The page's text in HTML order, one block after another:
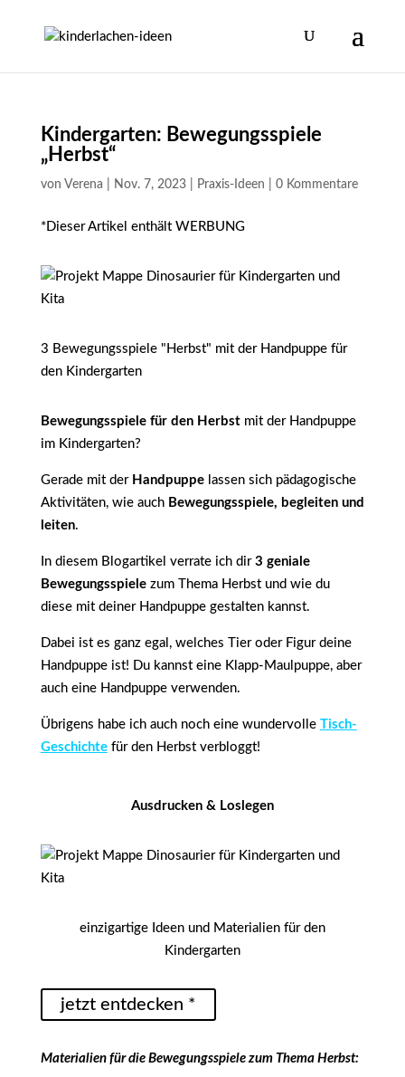
Kindergarten: Bewegungsspiele
„Herbst“
von Verena Nov. 7, 2023| Praxis-Ideen 0 Kommentare
*Dieser Artikel enthält WERBUNG
3 Bewegungsspiele "Herbst" mit der Handpuppe für
den Kindergarten
Bewegungsspiele für den Herbstmit der Handpuppe
im Kindergarten?
Gerade mit der Handpuppelassen sich pädagogische
Aktivitäten, wie auch Bewegungsspiele, begleiten und
leiten.
In diesem Blogartikel verrate ich dir 3 geniale
Bewegungsspielezum Thema Herbst und wie du
diese mit deiner Handpuppe gestalten kannst.
Dabei ist es ganz egal, welches Tier oder Figur deine
Handpuppe ist! Du kannst eine Klapp-Maulpuppe, aber
auch eine Handpuppe verwenden.
Übrigens habe ich auch noch eine wundervolle Tisch-
Geschichtefür den Herbst verbloggt!
Ausdrucken & Loslegen
einzigartige Ideen und Materialien für den
Kindergarten
jetzt entdecken *
Materialien für die Bewegungsspiele zum Thema Herbst: